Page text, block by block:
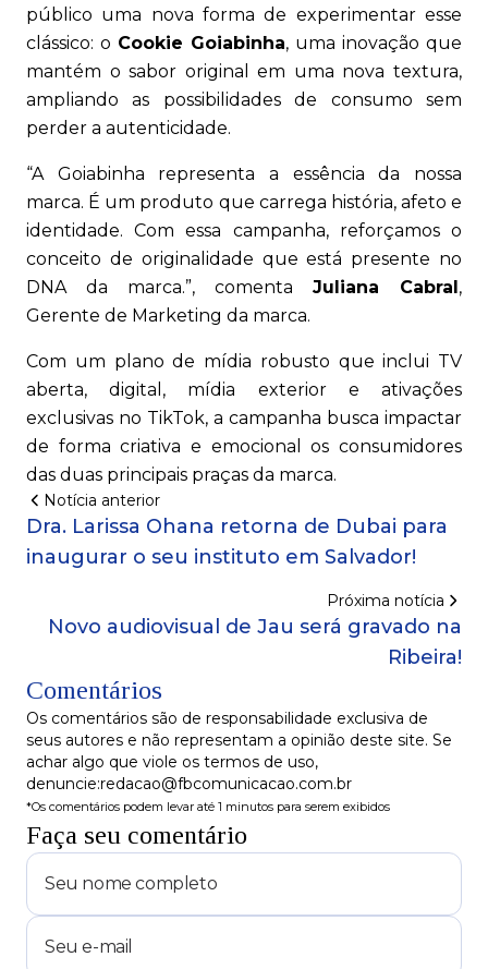
público uma nova forma de experimentar esse
clássico: o Cookie Goiabinha, uma inovação que
mantém o sabor original em uma nova textura,
ampliando as possibilidades de consumo sem
perder a autenticidade.
“A Goiabinha representa a essência da nossa
marca. É um produto que carrega história, afeto e
identidade. Com essa campanha, reforçamos o
conceito de originalidade que está presente no
DNA da marca.”, comenta Juliana Cabral ,
Gerente de Marketing da marca.
Com um plano de mídia robusto que inclui TV
aberta, digital, mídia exterior e ativações
exclusivas no TikTok, a campanha busca impactar
de forma criativa e emocional os consumidores
das duas principais praças da marca.
Notícia anterior
Dra. Larissa Ohana retorna de Dubai para
inaugurar o seu instituto em Salvador!
Próxima notícia
Novo audiovisual de Jau será gravado na
Ribeira!
Comentários
Os comentários são de responsabilidade exclusiva de
seus autores e não representam a opinião deste site. Se
achar algo que viole os termos de uso,
denuncie:redacao@fbcomunicacao.com.br
*Os comentários podem levar até 1 minutos para serem exibidos
Faça seu comentário